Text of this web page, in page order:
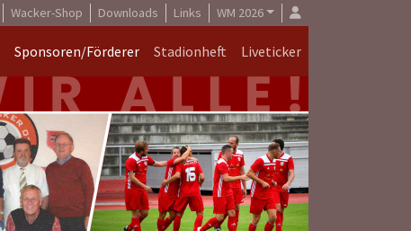
Wacker-Shop Downloads Links WM 2026
Sponsoren/Förderer Stadionheft Liveticker